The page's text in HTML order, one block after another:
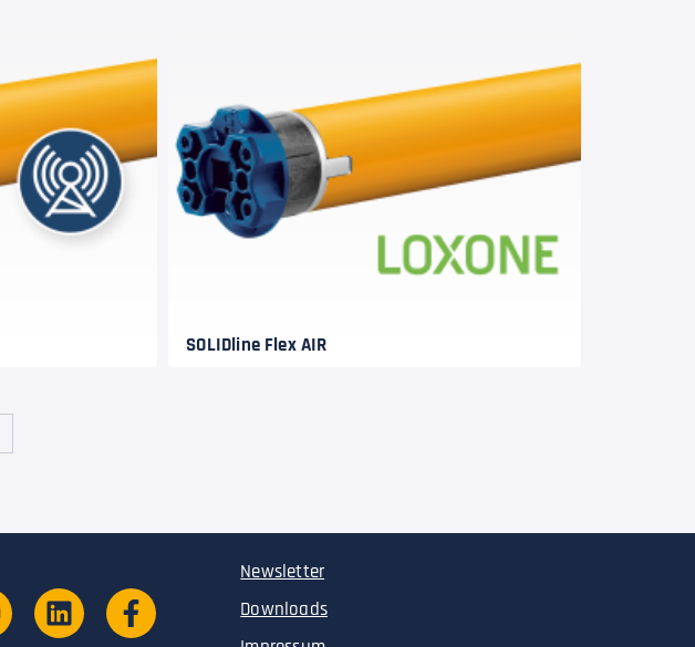
SOLIDline Flex AIR
Newsletter
Downloads